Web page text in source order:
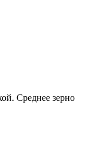
Среднее зерно